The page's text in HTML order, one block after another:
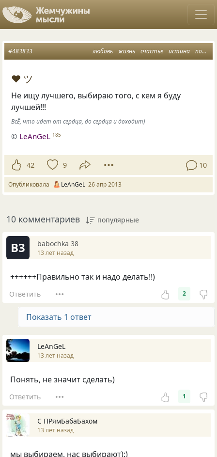
любовь жизнь счастье истина поиск счастья
#483833
♥ ツ
Не ищу лучшего, выбираю того, с кем я буду
лучшей!!!
ВсЁ, что идет от сердца, до сердца и доходит)
© LeAnGeL 185
42 9 10
Опубликовала LeAnGeL 26 апр 2013
10 комментариев популярные
B3 babochka 38
13 лет назад
++++++Правильно так и надо делать!!)
Ответить 2
Показать 1 ответ
LeAnGeL
13 лет назад
Понять, не значит сделать)
Ответить 1
С ПРямБабаБахом
13 лет назад
мы выбираем, нас выбирают):)